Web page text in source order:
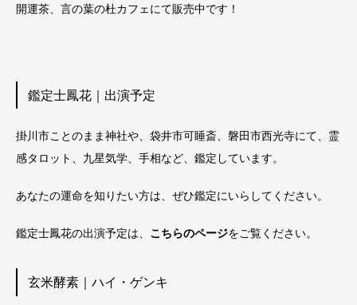
開運茶、言の葉の杜カフェにて販売中です！
鑑定士鳳花｜出演予定
掛川市ことのまま神社や、袋井市可睡斎、磐田市西光寺にて、霊
感タロット、九星気学、手相など、鑑定しています。
あなたの運命を知りたい方は、ぜひ鑑定にいらしてください。
鑑定士鳳花の出演予定は、 こちらのページをご覧ください。
玄米酵素｜ハイ・ゲンキ